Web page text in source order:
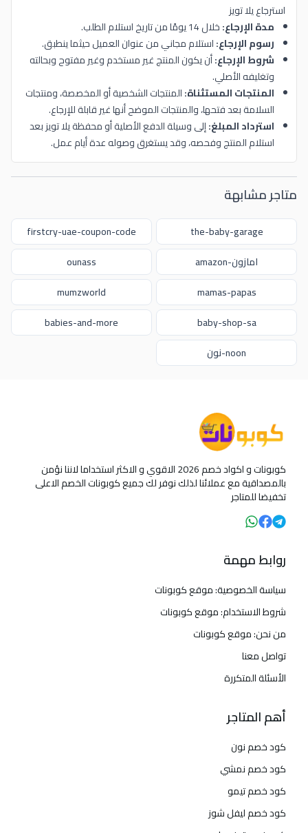
استرجاع يلا تويز
مدة الإرجاع:خلال 14 يومًا من تاريخ استلام الطلب.
رسوم الإرجاع:استلام مجاني من عنوان العميل حيثما ينطبق.
شروط الإرجاع:أن يكون المنتج غير مستخدم وغير مفتوح وبحالته
وتغليفه الأصلي.
المنتجات المستثناة:المنتجات الشخصية أو المخصصة، ومنتجات
السلامة بعد فتحها، والمنتجات الموضح أنها غير قابلة للإرجاع.
استرداد المبلغ:إلى وسيلة الدفع الأصلية أو محفظة يلا تويز بعد
استلام المنتج وفحصه، وقد يستغرق وصوله عدة أيام عمل.
متاجر مشابهة
the-baby-garage
firstcry-uae-coupon-code
امازون-amazon
ounass
mamas-papas
mumzworld
baby-shop-sa
babies-and-more
noon-نون
كوبونات و اكواد خصم 2026 الاقوي و الاكثر استخداما لاننا نؤمن
بالمصداقية مع عملائنا لذلك نوفر لك جميع كوبونات الخصم الاعلى
تخفيضا للمتاجر
روابط مهمة
سياسة الخصوصية: موقع كوبونات
شروط الاستخدام: موقع كوبونات
من نحن: موقع كوبونات
تواصل معنا
الأسئلة المتكررة
أهم المتاجر
كود خصم نون
كود خصم نمشي
كود خصم تيمو
كود خصم ليفل شوز